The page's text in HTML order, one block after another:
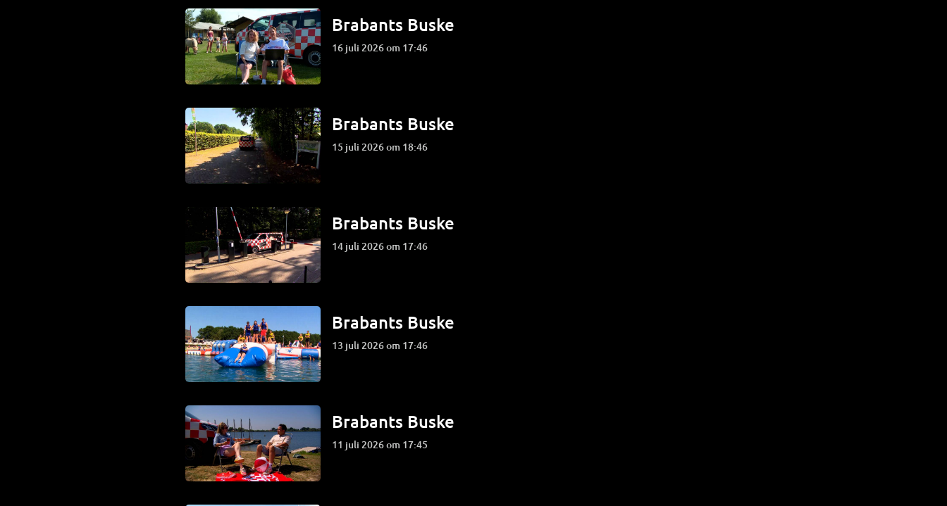
Brabants Buske
16 juli 2026 om 17:46
Brabants Buske
15 juli 2026 om 18:46
Brabants Buske
14 juli 2026 om 17:46
Brabants Buske
13 juli 2026 om 17:46
Brabants Buske
11 juli 2026 om 17:45